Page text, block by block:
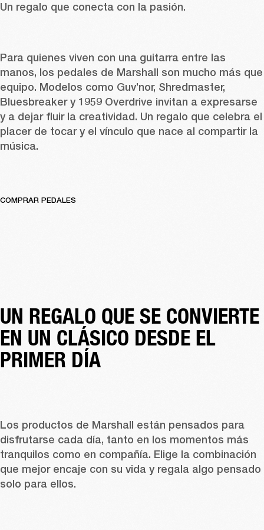
Un regalo que conecta con la pasión.
Para quienes viven con una guitarra entre las
manos, los pedales de Marshall son mucho más que
equipo. Modelos como Guv’nor, Shredmaster
Bluesbreaker y 1959 Overdrive invitan a expresarse
y a dejar fluir la creatividad. Un regalo que celebra el
placer de tocar y el vínculo que nace al compartir la
música.
COMPRAR PEDALES
UN REGALO QUE SE CONVIERTE
EN UN CLÁSICO DESDE EL
PRIMER DÍA
Los productos de Marshall están pensados para
disfrutarse cada día, tanto en los momentos más
tranquilos como en compañía. Elige la combinación
que mejor encaje con su vida y regala algo pensado
solo para ellos.